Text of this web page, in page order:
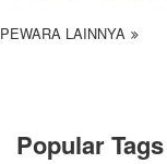
PEWARA LAINNYA
Popular Tags